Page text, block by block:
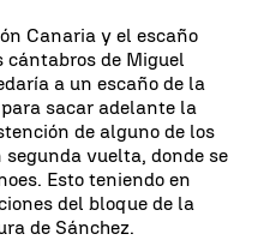
Canaria y el escaño
cántabros de Miguel
a un escaño de la
sacar adelante la
de alguno de los
vuelta, donde se
Esto teniendo en
del bloque de la
de Sánchez.